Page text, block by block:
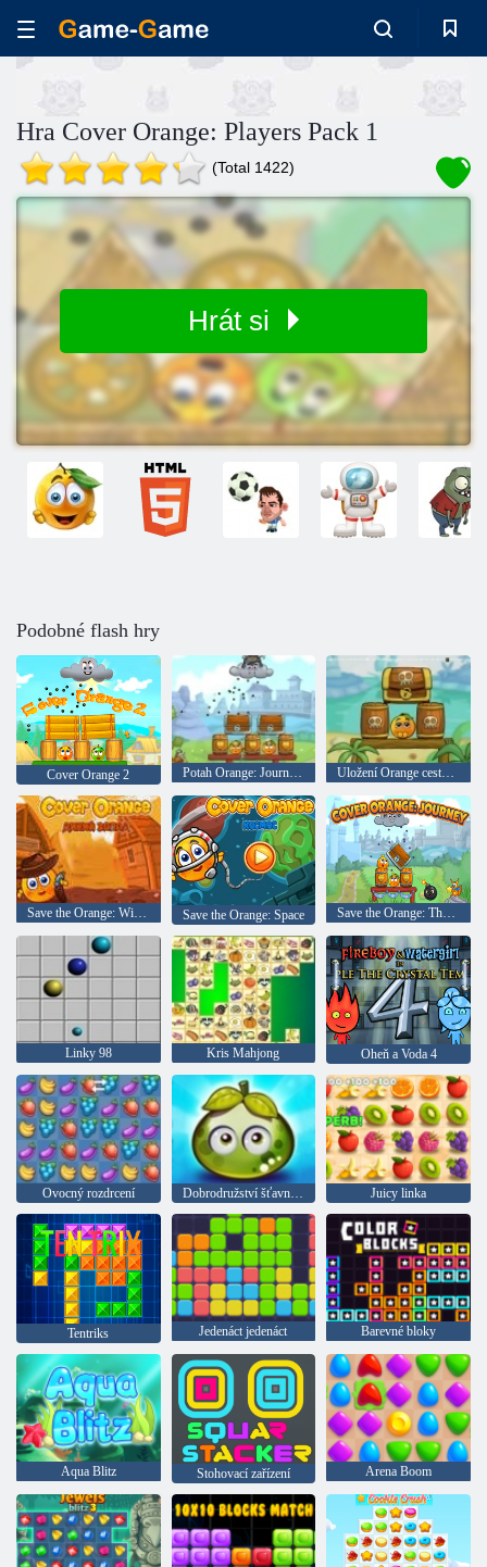
Hra Cover Orange: Players Pack 1
(Total 1422)
Hrát si
Podobné flash hry
Cover Orange 2 Potah Orange: Journey Knights Uložení Orange cesta. Piráti
Save the Orange: Wild West Save the Orange: Space Save the Orange: The Journey
Linky 98 Kris Mahjong Oheň a Voda 4
Ovocný rozdrcení Dobrodružství šťavnatých bobulí Juicy linka
Tentriks Jedenáct jedenáct Barevné bloky
Aqua Blitz Stohovací zařízení Arena Boom